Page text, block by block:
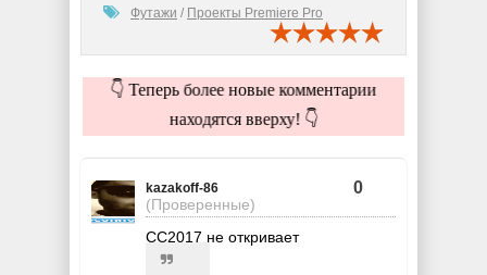
Футажи / Проекты Premiere Pro
👇 Теперь более новые комментарии
находятся вверху! 👇
kazakoff-86
(Проверенные)
0
CC2017 не откривает